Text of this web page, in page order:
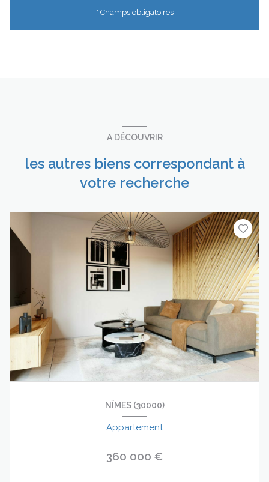
* Champs obligatoires
A DÉCOUVRIR
les autres biens correspondant à
votre recherche
NÎMES (30000)
Appartement
360 000 €